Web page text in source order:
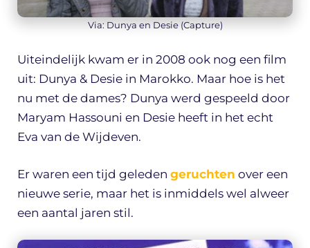
Via: Dunya en Desie (Capture)
Uiteindelijk kwam er in 2008 ook nog een film
uit: Dunya & Desie in Marokko. Maar hoe is het
nu met de dames? Dunya werd gespeeld door
Maryam Hassouni en Desie heeft in het echt
Eva van de Wijdeven.
Er waren een tijd geleden geruchten over een
nieuwe serie, maar het is inmiddels wel alweer
een aantal jaren stil.